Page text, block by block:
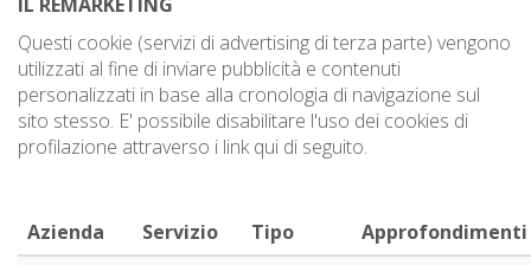
Questi cookie (servizi di advertising di terza parte) vengono
utilizzati al fine di inviare pubblicità e contenuti
personalizzati in base alla cronologia di navigazione sul
sito stesso. E' possibile disabilitare l'uso dei cookies di
profilazione attraverso i link qui di seguito.
Azienda Servizio Tipo
Approfondimenti